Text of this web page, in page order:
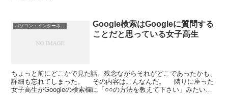
Google検索はGoogleに質問する
ことだと思っている女子高生
ちょっと前にどこかで見た話。残念ながらそれがどこであったかも、
詳細も忘れてしまった。 その内容はこんなんだ。 隣りに座った
女子高生がGoogleの検索欄に「○○の方法を教えて下さい」みたいに